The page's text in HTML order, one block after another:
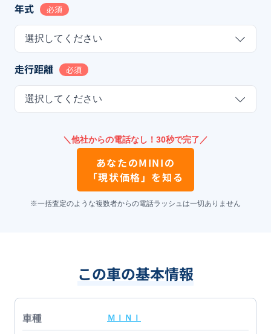
年式 必須
選択してください
走行距離 必須
選択してください
＼他社からの電話なし！30秒で完了／
あなたのMINIの
「現状価格」を知る
※一括査定のような複数者からの電話ラッシュは一切ありません
この車の基本情報
車種 ＭＩＮＩ